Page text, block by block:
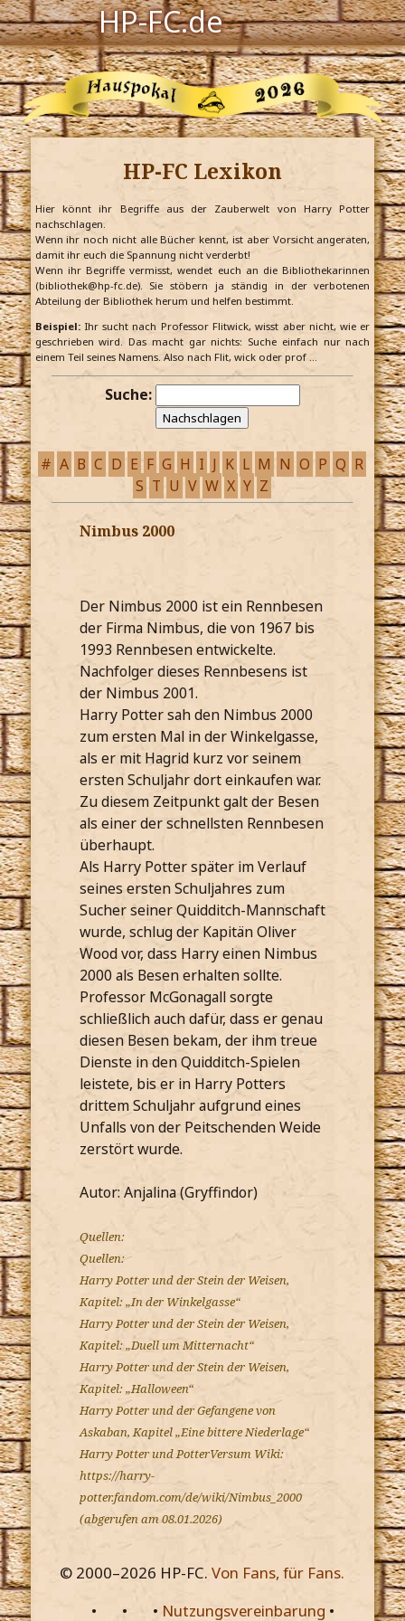
HP-FC.de
Navigation
Harry Potter
Der HP-FC
Hogwarts
Zauberwelt
Willkommen
Jetzt Fanclub-Mitglied werden!
HP-FC Lexikon
Hier könnt ihr Begriffe aus der Zauberwelt von Harry Potter
nachschlagen.
Wenn ihr noch nicht alle Bücher kennt, ist aber Vorsicht angeraten,
damit ihr euch die Spannung nicht verderbt!
Wenn ihr Begriffe vermisst, wendet euch an die Bibliothekarinnen
(bibliothek@hp-fc.de). Sie stöbern ja ständig in der verbotenen
Abteilung der Bibliothek herum und helfen bestimmt.
Beispiel:Ihr sucht nach Professor Flitwick, wisst aber nicht, wie er
geschrieben wird. Das macht gar nichts: Suche einfach nur nach
einem Teil seines Namens. Also nach Flit, wick oder prof …
Suche:
# A B C D E F G H I J K L M N O P Q R
S T U V W X Y Z
Nimbus 2000
Der Nimbus 2000 ist ein Rennbesen
der Firma Nimbus, die von 1967 bis
1993 Rennbesen entwickelte.
Nachfolger dieses Rennbesens ist
der Nimbus 2001.
Harry Potter sah den Nimbus 2000
zum ersten Mal in der Winkelgasse,
als er mit Hagrid kurz vor seinem
ersten Schuljahr dort einkaufen war.
Zu diesem Zeitpunkt galt der Besen
als einer der schnellsten Rennbesen
überhaupt.
Als Harry Potter später im Verlauf
seines ersten Schuljahres zum
Sucher seiner Quidditch-Mannschaft
wurde, schlug der Kapitän Oliver
Wood vor, dass Harry einen Nimbus
2000 als Besen erhalten sollte.
Professor McGonagall sorgte
schließlich auch dafür, dass er genau
diesen Besen bekam, der ihm treue
Dienste in den Quidditch-Spielen
leistete, bis er in Harry Potters
drittem Schuljahr aufgrund eines
Unfalls von der Peitschenden Weide
zerstört wurde.
Autor: Anjalina (Gryffindor)
Quellen:
Quellen:
Harry Potter und der Stein der Weisen,
Kapitel: „In der Winkelgasse“
Harry Potter und der Stein der Weisen,
Kapitel: „Duell um Mitternacht“
Harry Potter und der Stein der Weisen,
Kapitel: „Halloween“
Harry Potter und der Gefangene von
Askaban, Kapitel „Eine bittere Niederlage“
Harry Potter und PotterVersum Wiki:
https://harry-
potter.fandom.com/de/wiki/Nimbus_2000
(abgerufen am 08.01.2026)
© 2000–2026 HP-FC.Von Fans, für Fans.
•
• • Nutzungsvereinbarung •